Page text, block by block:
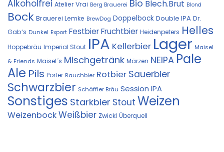
Alkoholfrei Atelier Vrai Berg Brauerei Bio Blech.Brut Blond
Bock Brauerei Lemke BrewDog Doppelbock Double IPA Dr.
Gab‘s Dunkel Export FestbierFruchtbier Heidenpeters Helles
Hoppebräu Imperial Stout IPA Kellerbier Lager Maisel
& Friends Maisel´s Mischgetränk Märzen NEIPA Pale
Ale Pils Porter Rauchbier Rotbier Sauerbier
Schwarzbier Schäffler Bräu Session IPA
Sonstiges Starkbier Stout Weizen
WeizenbockWeißbier Zwickl Überquell